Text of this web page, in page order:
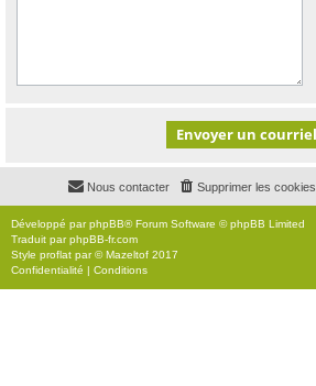
Supprimer les cookies
Nous contacter
Développé parphpBB® Forum Software © phpBB Limited
Traduit parphpBB-fr.com
Style proflat par ©Mazeltof 2017
Confidentialité | Conditions